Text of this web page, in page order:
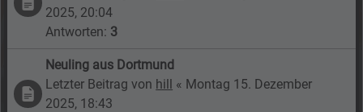
2025, 20:04
Antworten: 3
Neuling aus Dortmund
Letzter Beitrag von hill « Montag 15. Dezember
2025, 18:43